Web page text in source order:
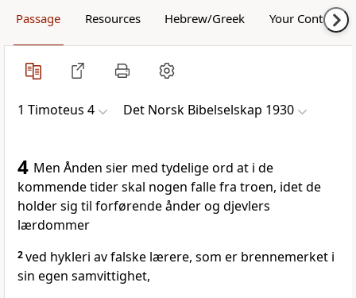
Passage Resources Hebrew/Greek Your Content
1 Timoteus 4 Det Norsk Bibelselskap 1930
4 Men Ånden sier med tydelige ord at i de
kommende tider skal nogen falle fra troen, idet de
holder sig til forførende ånder og djevlers
lærdommer
2ved hykleri av falske lærere, som er brennemerket i
sin egen samvittighet,